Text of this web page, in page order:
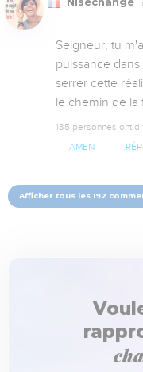
Seigneur, tu
puissance
serrer cette
le chemin de
135 personnes ont
AMEN
Afficher tous les 192